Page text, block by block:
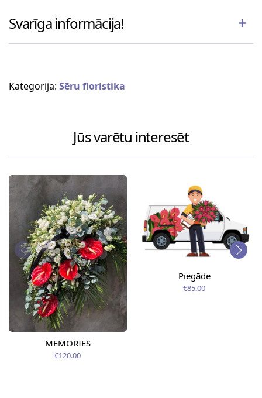
Svarīga informācija!
Kategorija: Sēru floristika
Jūs varētu interesēt
MEMORIES
€120.00
Piegāde
€85.00